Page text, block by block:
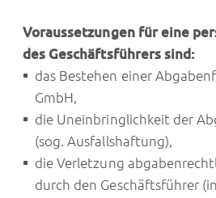
Voraussetzungen für eine
des Geschäftsführers sind:
das Bestehen einer
GmbH,
die Uneinbringlichkeit der
(sog. Ausfallshaftung),
die Verletzung
durch den Geschäftsführer